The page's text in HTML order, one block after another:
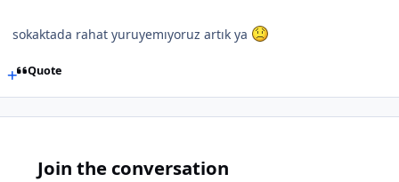
sokaktada rahat yuruyemıyoruz artık ya
Quote
Join the conversation